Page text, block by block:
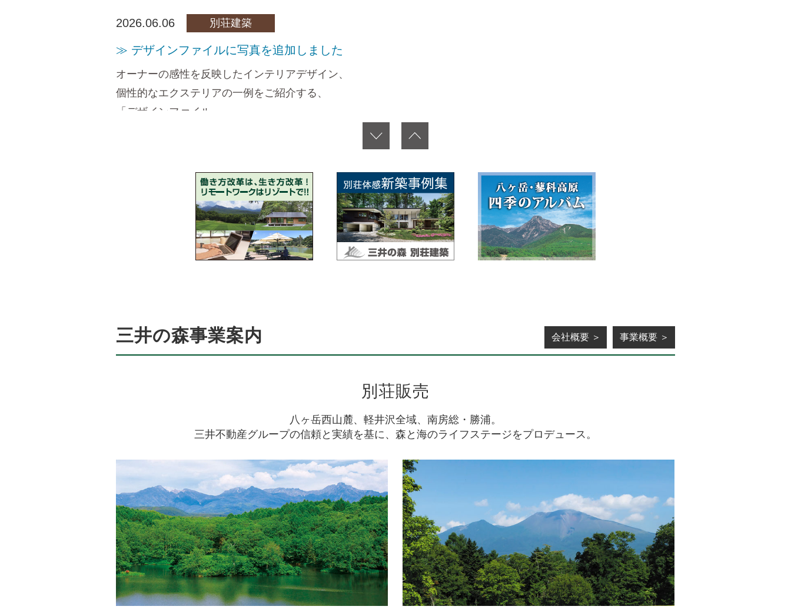
2026.06.06 別荘建築
≫ デザインファイルに写真を追加しました
オーナーの感性を反映したインテリアデザイン、
個性的なエクステリアの一例をご紹介する、
「デザインファイル」。
フォレストC.C三井の森
≫ ☆★フォレストカントリークラブ三井の森グランドオープン★☆
本日、フォレストカントリークラブ三井の森がグランドオープンを迎えました。
2026.04.03 三井の森軽井沢C.C
≫ ☆★三井の森軽井沢カントリー倶楽部グランドオープン★☆
今シーズンも皆さまのご来場をスタッフ一同心よりお待ちしております。
≫ ☆★三井の森蓼科ゴルフ倶楽部グランドオープン★☆
本日、三井の森蓼科ゴルフ倶楽部がグランドオープンを迎えました。
今シーズンも皆さまのご来場をスタッフ一同心よりお待ちしております。
2026.03.31 別荘建築
≫ 別荘MAGAZINE Vol.29「応える家」
三井の森事業案内 会社概要 ＞ 事業概要 ＞
別荘販売
八ヶ岳西山麓、軽井沢全域、南房総・勝浦。
三井不動産グループの信頼と実績を基に、森と海のライフステージをプロデュース。